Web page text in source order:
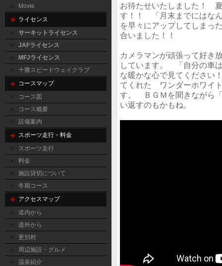
Movie
ライセンス
サーキットライセンス
JAFライセンス
MFJライセンス
十勝スピードウェイクラブ
コースマップ
コース図
コース概要
設備案内
スポーツ走行・料金
スポーツ走行
料金
施設貸切について
冬期コース
アクセスマップ
道内から
道外から
更別村
周辺施設・グルメ
温泉紹介
お待たせいたしました！　
す！！　「月末までにはな
を早々にアップしてしまっ
合いました！！
カメラマンが頑張って好き
しています。　「自分の車
な暖かな心で見てください
てくれた　ワンダーホワイ
す。　ＢＧＭを聞きながら
い返すのもかもね。